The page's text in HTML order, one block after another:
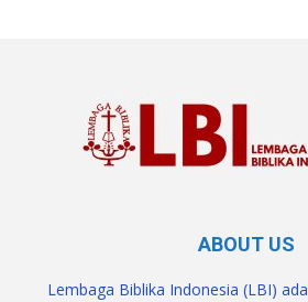
ABOUT US
Lembaga Biblika Indonesia (LBI)